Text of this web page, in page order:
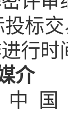
标
行
介
国